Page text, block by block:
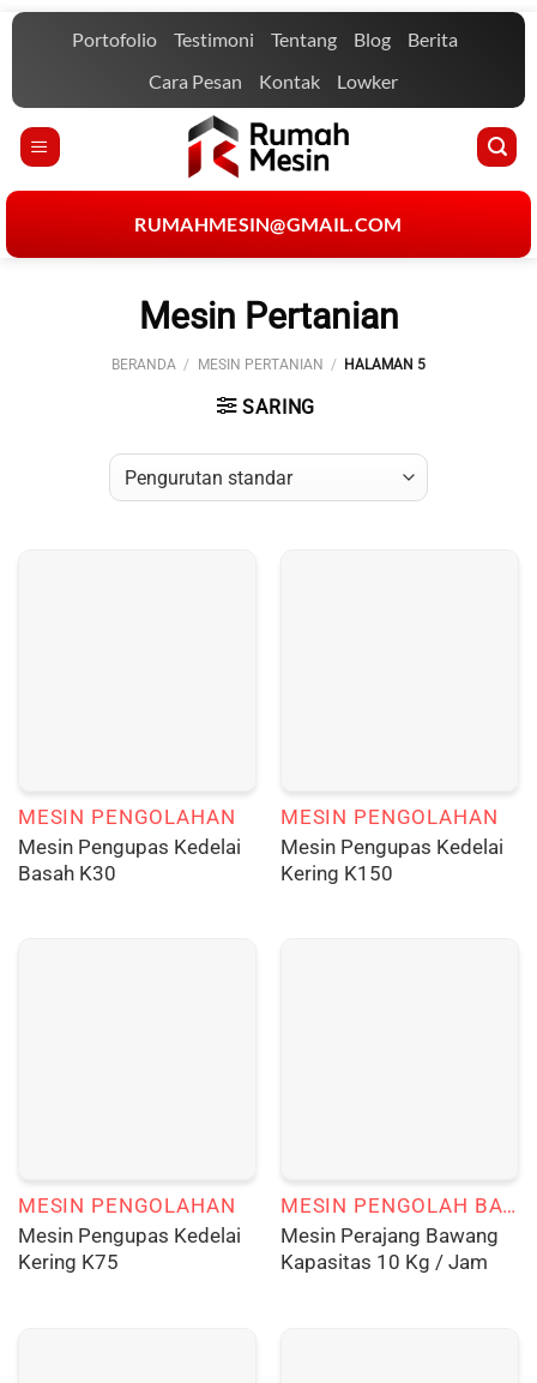
Skip
Portofolio Testimoni Tentang Blog
Berita
Cara Pesan
Kontak Lowker
RUMAHMESIN@GMAIL.COM
Mesin Pertanian
BERANDA / MESIN PERTANIAN / HALAMAN 5
SARING
MESIN PENGOLAHAN
Mesin Pengupas Kedelai
Basah K30
MESIN PENGOLAHAN
Mesin Pengupas Kedelai
Kering K150
MESIN PENGOLAHAN
Mesin Pengupas Kedelai
Kering K75
MESIN PENGOLAH BAWANG
Mesin Perajang Bawang
Kapasitas 10 Kg / Jam